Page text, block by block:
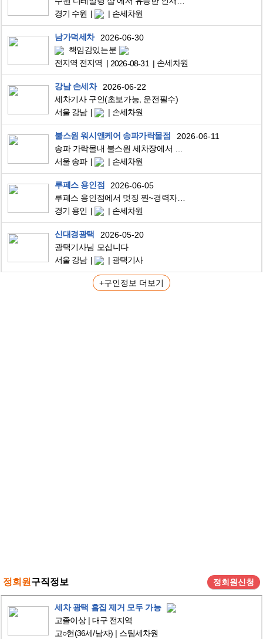
경기 수원
손세차원
남가덕세차
2026-06-30
책임감있는분
전지역 전지역
2026-08-31 손세차원
강남 손세차
2026-06-22
세차기사 구인(초보가능, 운전필수)
서울 강남
손세차원
불스원 워시앤케어 송파가락몰점
2026-06-11
서울 송파
손세차원
루페스 용인점
2026-06-05
루페스 용인점에서 멋징 찐~경력자님 오래동안 함께할 가족을 모십니다~
경기 용인
손세차원
신대경광택
2026-05-20
광택기사님 모십니다
서울 강남
광택기사
+구인정보 더보기
정회원 구직정보 정회원신청
세차 광택 흠집 제거 모두 가능
고졸이상
대구 전지역
고○현(36세/남자) 스팀세차원